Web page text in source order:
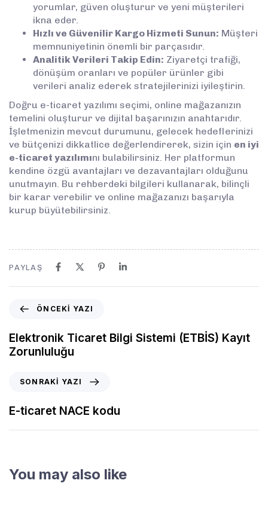
yorumlar, güven oluşturur ve yeni müşterileri
ikna eder.
Hızlı ve Güvenilir Kargo Hizmeti Sunun: Müşteri
memnuniyetinin önemli bir parçasıdır.
Analitik Verileri Takip Edin: Ziyaretçi trafiği,
dönüşüm oranları ve popüler ürünler gibi
verileri analiz ederek stratejilerinizi iyileştirin.
Doğru e-ticaret yazılımı seçimi, online mağazanızın
temelini oluşturur ve dijital başarınızın anahtarıdır.
İşletmenizin mevcut durumunu, gelecek hedeflerinizi
ve bütçenizi dikkatlice değerlendirerek, sizin için en iyi
e-ticaret yazılımını bulabilirsiniz. Her platformun
kendine özgü avantajları ve dezavantajları olduğunu
unutmayın. Bu rehberdeki bilgileri kullanarak, bilinçli
bir karar verebilir ve online mağazanızı başarıyla
kurup büyütebilirsiniz.
PAYLAŞ
ÖNCEKI YAZI
Elektronik Ticaret Bilgi Sistemi (ETBİS) Kayıt
Zorunluluğu
SONRAKI YAZI
E-ticaret NACE kodu
You may also like